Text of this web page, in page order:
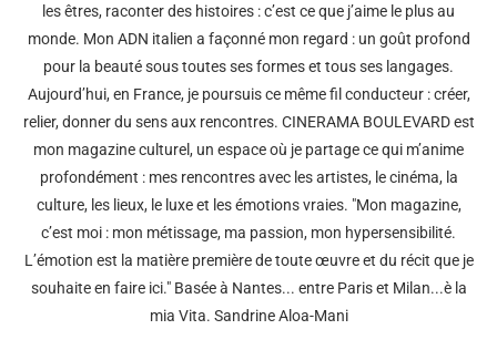
les êtres, raconter des histoires : c’est ce que j’aime le plus au
monde. Mon ADN italien a façonné mon regard : un goût profond
pour la beauté sous toutes ses formes et tous ses langages.
Aujourd’hui, en France, je poursuis ce même fil conducteur : créer,
relier, donner du sens aux rencontres. CINERAMA BOULEVARD est
mon magazine culturel, un espace où je partage ce qui m’anime
profondément : mes rencontres avec les artistes, le cinéma, la
culture, les lieux, le luxe et les émotions vraies. "Mon magazine,
c’est moi : mon métissage, ma passion, mon hypersensibilité.
L’émotion est la matière première de toute œuvre et du récit que je
souhaite en faire ici." Basée à Nantes... entre Paris et Milan...è la
mia Vita. Sandrine Aloa-Mani